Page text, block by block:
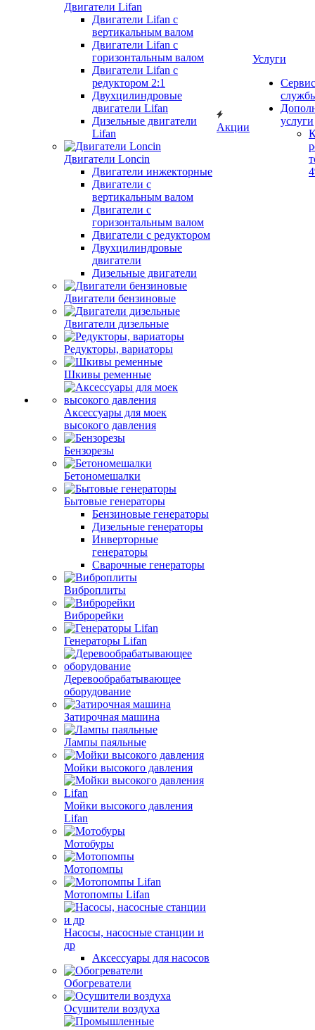
Двигатели Lifan
Двигатели Lifan с
вертикальным валом
Двигатели Lifan с
горизонтальным валом
Двигатели Lifan с
редуктором 2:1
Двухцилиндровые
двигатели Lifan
Дизельные двигатели
Lifan
Двигатели Loncin
Двигатели инжекторные
Двигатели с
вертикальным валом
Двигатели с
горизонтальным валом
Двигатели с редуктором
Двухцилиндровые
двигатели
Дизельные двигатели
Двигатели бензиновые
Двигатели дизельные
Редукторы, вариаторы
Шкивы ременные
Аксессуары для моек
высокого давления
Бензорезы
Бетономешалки
Бытовые генераторы
Бензиновые генераторы
Дизельные генераторы
Инверторные
генераторы
Сварочные генераторы
Виброплиты
Виброрейки
Генераторы Lifan
Деревообрабатывающее
оборудование
Затирочная машина
Лампы паяльные
Мойки высокого давления
Мойки высокого давления
Lifan
Мотобуры
Мотопомпы
Мотопомпы Lifan
Насосы, насосные станции и
др
Аксессуары для насосов
Обогреватели
Осушители воздуха
Акции
Услуги
услуги